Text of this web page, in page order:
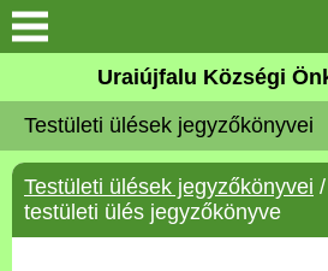
Köszöntő
Elérhetőségek
Uraiújfalu
Uraiújfalu Községi
Testületi ülések jegyzőkönyvei
Testületi ülések jegyzőkönyvei
testületi ülés jegyzőkönyve